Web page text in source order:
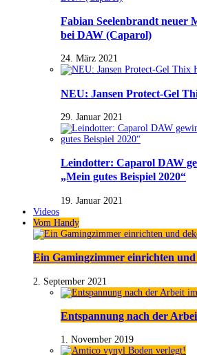
Fabian Seelenbrandt neuer
bei DAW (Caparol)
24. März 2021
NEU: Jansen Protect-Gel
29. Januar 2021
Leindotter: Caparol DAW
„Mein gutes Beispiel 2020“
19. Januar 2021
Videos
Vom Handy
Ein Gamingzimmer einrichten und
2. September 2021
Entspannung nach der
1. November 2019